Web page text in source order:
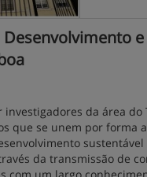
da área
que se unem por forma
da transmissão de
com um largo